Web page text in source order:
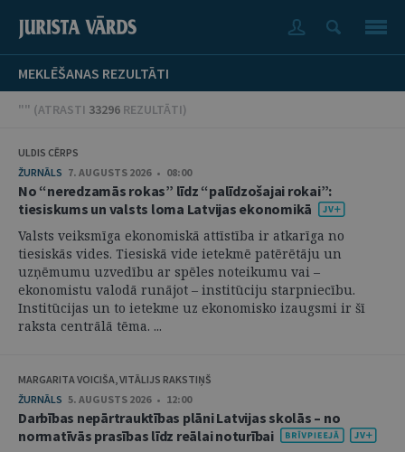
MEKLĒŠANAS REZULTĀTI
"" (ATRASTI 33296 REZULTĀTI)
ULDIS CĒRPS
ŽURNĀLS 7. AUGUSTS 2026 • 08:00
No “neredzamās rokas” līdz “palīdzošajai rokai”:
tiesiskums un valsts loma Latvijas ekonomikā
Valsts veiksmīga ekonomiskā attīstība ir atkarīga no
tiesiskās vides. Tiesiskā vide ietekmē patērētāju un
uzņēmumu uzvedību ar spēles noteikumu vai –
ekonomistu valodā runājot – institūciju starpniecību.
Institūcijas un to ietekme uz ekonomisko izaugsmi ir šī
raksta centrālā tēma. ...
MARGARITA VOICIŠA, VITĀLIJS RAKSTIŅŠ
ŽURNĀLS 5. AUGUSTS 2026 • 12:00
Darbības nepārtrauktības plāni Latvijas skolās – no
normatīvās prasības līdz reālai noturībai